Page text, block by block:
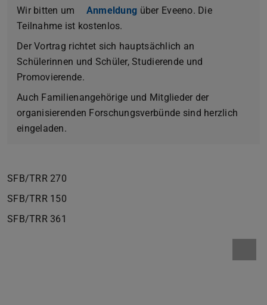
Wir bitten um Anmeldung über Eveeno. Die
Teilnahme ist kostenlos.
Der Vortrag richtet sich hauptsächlich an
Schülerinnen und Schüler, Studierende und
Promovierende.
Auch Familienangehörige und Mitglieder der
organisierenden Forschungsverbünde sind herzlich
eingeladen.
SFB/TRR 270
SFB/TRR 150
SFB/TRR 361